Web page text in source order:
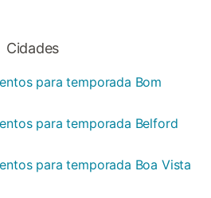
Cidades
para temporada Bom
para temporada Belford
para temporada Boa Vista